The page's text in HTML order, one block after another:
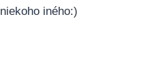
iného:)